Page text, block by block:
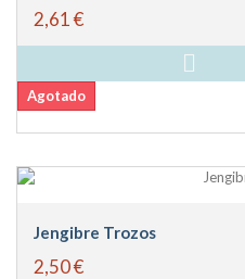
2,61 €
Agotado
Jengibre Trozos
2,50 €